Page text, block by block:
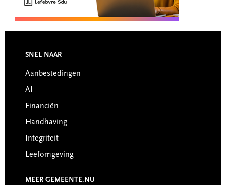
Footer
SNEL NAAR
Aanbestedingen
AI
Financiën
Handhaving
Integriteit
Leefomgeving
MEER GEMEENTE.NU